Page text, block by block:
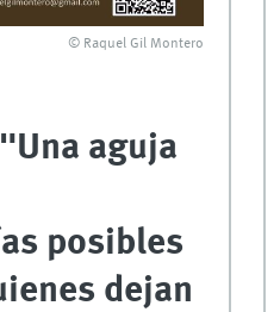
© Raquel Gil Montero
aguja
posibles
dejan